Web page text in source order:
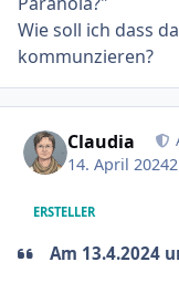
Wie soll ich dass
kommunzieren?
Claudia
14. April 2024
ERSTELLER
Am 13.4.2024